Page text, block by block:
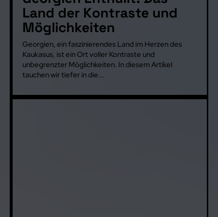
Land der Kontraste und
Möglichkeiten
Georgien, ein faszinierendes Land im Herzen des
Kaukasus, ist ein Ort voller Kontraste und
unbegrenzter Möglichkeiten. In diesem Artikel
tauchen wir tiefer in die...